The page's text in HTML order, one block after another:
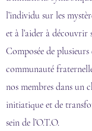
l’individu sur les
et à l’aider à découvrir
Composée de
communauté
nos membres dans un
initiatique et de
sein de l’O.T.O.